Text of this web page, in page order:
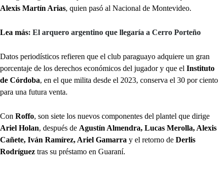
Alexis Martín Arias, quien pasó al Nacional de Montevideo.
Lea más: El arquero argentino que llegaría a Cerro Porteño
Datos periodísticos refieren que el club paraguayo adquiere un gran
porcentaje de los derechos económicos del jugador y que el Instituto
de Córdoba, en el que milita desde el 2023, conserva el 30 por ciento
para una futura venta.
Con Roffo, son siete los nuevos componentes del plantel que dirige
Ariel Holan, después de Agustín Almendra, Lucas Merolla, Alexis
Cañete, Iván Ramírez, Ariel Gamarra y el retorno de Derlis
Rodríguez tras su préstamo en Guaraní.